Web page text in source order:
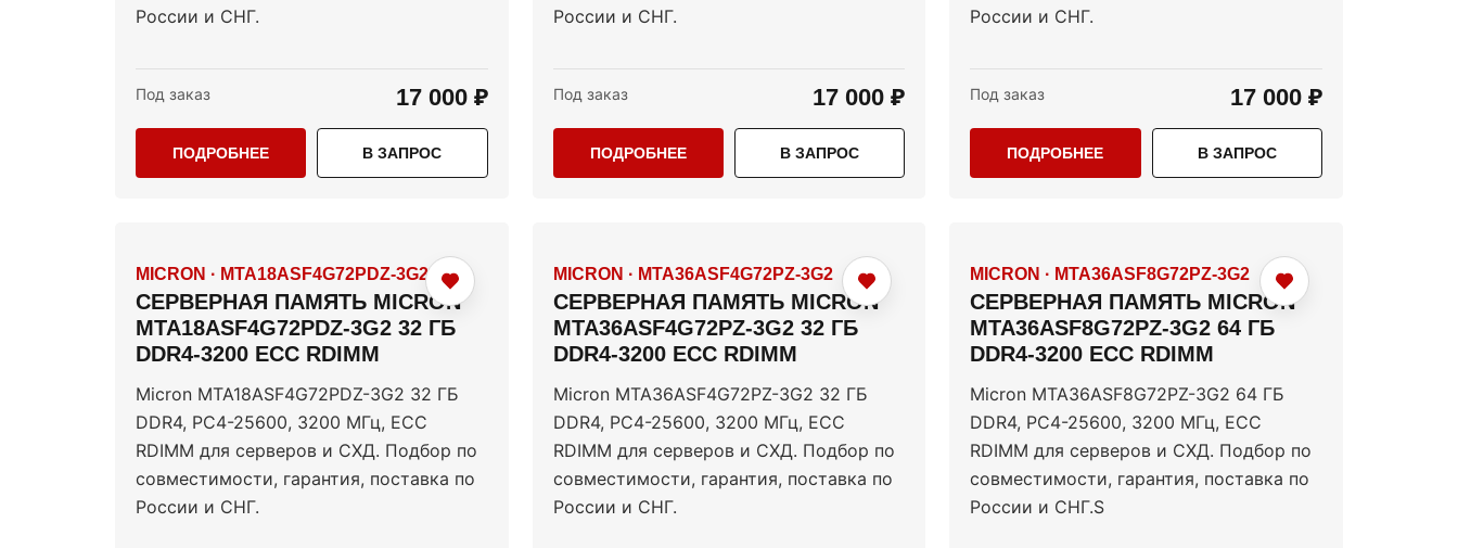
России и СНГ.
Под заказ 17 000 ₽
ПОДРОБНЕЕ В ЗАПРОС
России и СНГ.
Под заказ 17 000 ₽
ПОДРОБНЕЕ В ЗАПРОС
России и СНГ.
Под заказ 17 000 ₽
ПОДРОБНЕЕ В ЗАПРОС
MICRON · MTA18ASF4G72PDZ-3G2
СЕРВЕРНАЯ ПАМЯТЬ MICRON
MTA18ASF4G72PDZ-3G2 32 ГБ
DDR4-3200 ECC RDIMM
Micron MTA18ASF4G72PDZ-3G2 32 ГБ
DDR4, PC4-25600, 3200 МГц, ECC
RDIMM для серверов и СХД. Подбор по
совместимости, гарантия, поставка по
России и СНГ.
MICRON · MTA36ASF4G72PZ-3G2
СЕРВЕРНАЯ ПАМЯТЬ MICRON
MTA36ASF4G72PZ-3G2 32 ГБ
DDR4-3200 ECC RDIMM
Micron MTA36ASF4G72PZ-3G2 32 ГБ
DDR4, PC4-25600, 3200 МГц, ECC
RDIMM для серверов и СХД. Подбор по
совместимости, гарантия, поставка по
России и СНГ.
MICRON · MTA36ASF8G72PZ-3G2
СЕРВЕРНАЯ ПАМЯТЬ MICRON
MTA36ASF8G72PZ-3G2 64 ГБ
DDR4-3200 ECC RDIMM
Micron MTA36ASF8G72PZ-3G2 64 ГБ
DDR4, PC4-25600, 3200 МГц, ECC
RDIMM для серверов и СХД. Подбор по
совместимости, гарантия, поставка по
России и СНГ.S